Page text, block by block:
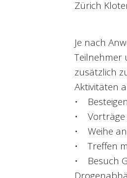
Zürich
Je nach
Teilnehmer
zusätzlich
Aktivitäten
•
• Vorträge
• Weihe an
• Treffen
• Besuch